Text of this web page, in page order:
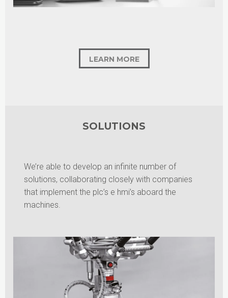
LEARN MORE
SOLUTIONS
We’re able to develop an infinite number of
solutions, collaborating closely with companies
that implement the plc’s e hmi’s aboard the
machines.